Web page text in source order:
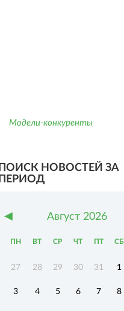
Модели-конкуренты
ПОИСК НОВОСТЕЙ ЗА
ПЕРИОД
◀ Август 2026
ПН ВТ СР ЧТ ПТ СБ
27 28 29 30 31 1
3 4 5 6 7 8